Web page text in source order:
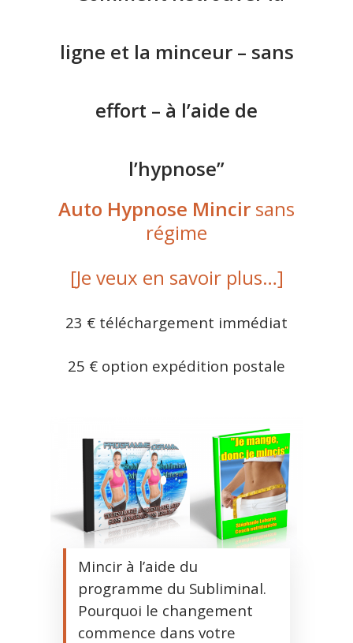
ligne et la minceur – sans
effort – à l’aide de
l’hypnose”
Auto Hypnose Mincir sans
régime
[Je veux en savoir plus…]
23 € téléchargement immédiat
25 € option expédition postale
Mincir à l’aide du
programme du Subliminal.
Pourquoi le changement
commence dans votre